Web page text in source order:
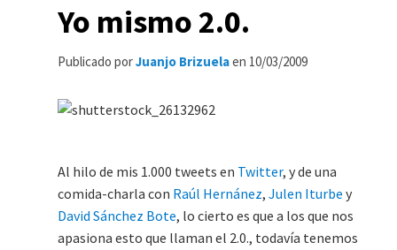
Yo mismo 2.0.
Publicado porJuanjo Brizuelaen 10/03/2009
Al hilo de mis 1.000 tweets en Twitter, y de una
comida-charla con Raúl Hernánez, Julen Iturbe y
David Sánchez Bote, lo cierto es que a los que nos
apasiona esto que llaman el 2.0., todavía tenemos